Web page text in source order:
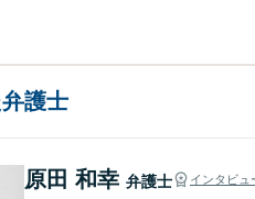
護士
原田 和幸 弁護士 インタビュ